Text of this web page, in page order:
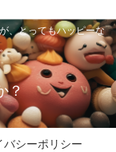
、とってもハッピーな
？
バシーポリシー